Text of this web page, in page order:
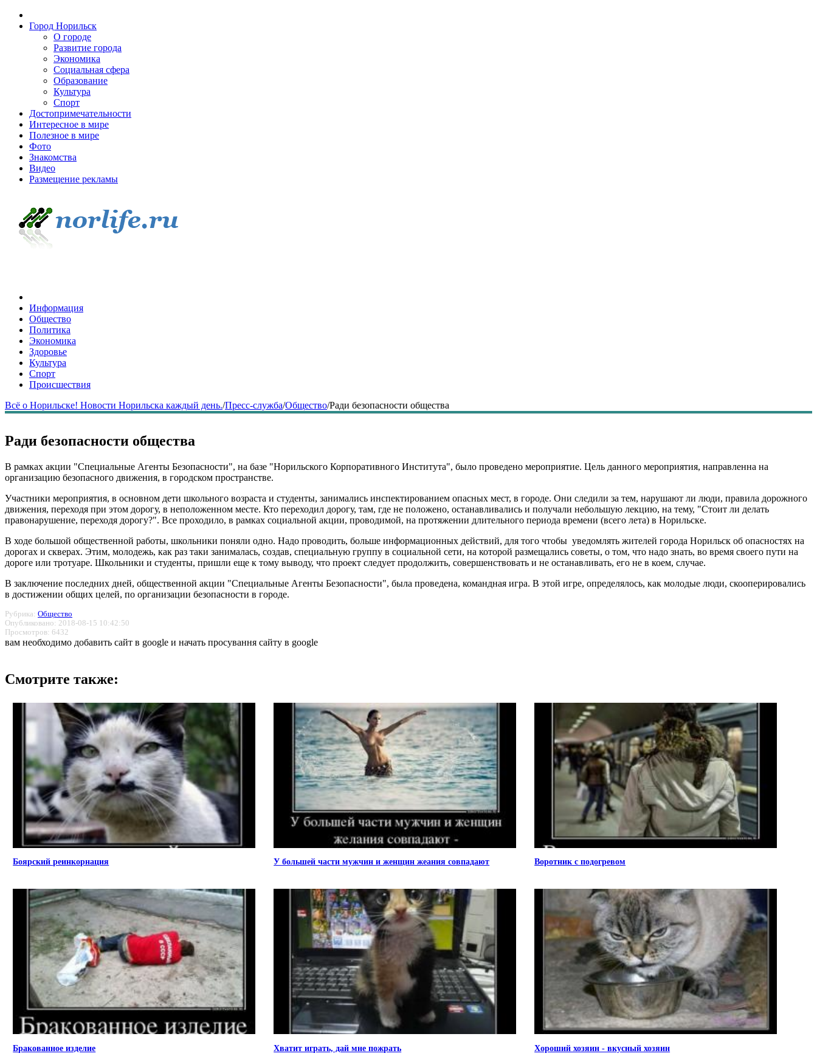
Город Норильск
О городе
Развитие города
Экономика
Социальная сфера
Образование
Культура
Спорт
Достопримечательности
Интересное в мире
Полезное в мире
Фото
Знакомства
Видео
Размещение рекламы
Информация
Общество
Политика
Экономика
Здоровье
Культура
Спорт
Происшествия
Всё о Норильске! Новости Норильска каждый день./Пресс-служба/Общество/Ради безопасности общества
Ради безопасности общества
В рамках акции "Специальные Агенты Безопасности", на базе "Норильского Корпоративного Института", было проведено мероприятие. Цель данного мероприятия, направленна на
организацию безопасного движения, в городском пространстве.
Участники мероприятия, в основном дети школьного возраста и студенты, занимались инспектированием опасных мест, в городе. Они следили за тем, нарушают ли люди, правила дорожного
движения, переходя при этом дорогу, в неположенном месте. Кто переходил дорогу, там, где не положено, останавливались и получали небольшую лекцию, на тему, "Стоит ли делать
правонарушение, переходя дорогу?". Все проходило, в рамках социальной акции, проводимой, на протяжении длительного периода времени (всего лета) в Норильске.
В ходе большой общественной работы, школьники поняли одно. Надо проводить, больше информационных действий, для того чтобы уведомлять жителей города Норильск об опасностях на
дорогах и скверах. Этим, молодежь, как раз таки занималась, создав, специальную группу в социальной сети, на которой размещались советы, о том, что надо знать, во время своего пути на
дороге или тротуаре. Школьники и студенты, пришли еще к тому выводу, что проект следует продолжить, совершенствовать и не останавливать, его не в коем, случае.
В заключение последних дней, общественной акции "Специальные Агенты Безопасности", была проведена, командная игра. В этой игре, определялось, как молодые люди, скооперировались
в достижении общих целей, по организации безопасности в городе.
Рубрика: Общество
Опубликовано: 2018-08-15 10:42:50
Просмотров: 6432
вам необходимо добавить сайт в google и начать просування сайту в google
Смотрите также:
Боярский реинкорнация У большей части мужчин и женщин жеания совпадают Воротник с подогревом
Бракованное изделие Хватит играть, дай мне пожрать Хороший хозяин - вкусный хозяин